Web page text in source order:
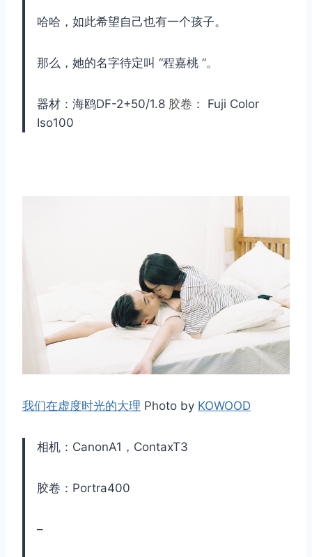
哈哈，如此希望自己也有一个孩子。
那么，她的名字待定叫 “程嘉桃 ”。
器材：海鸥DF-2+50/1.8 胶卷 ： Fuji Color
Iso100
我们在虚度时光的大理 Photo by KOWOOD
相机：CanonA1，ContaxT3
胶卷：Portra400
–